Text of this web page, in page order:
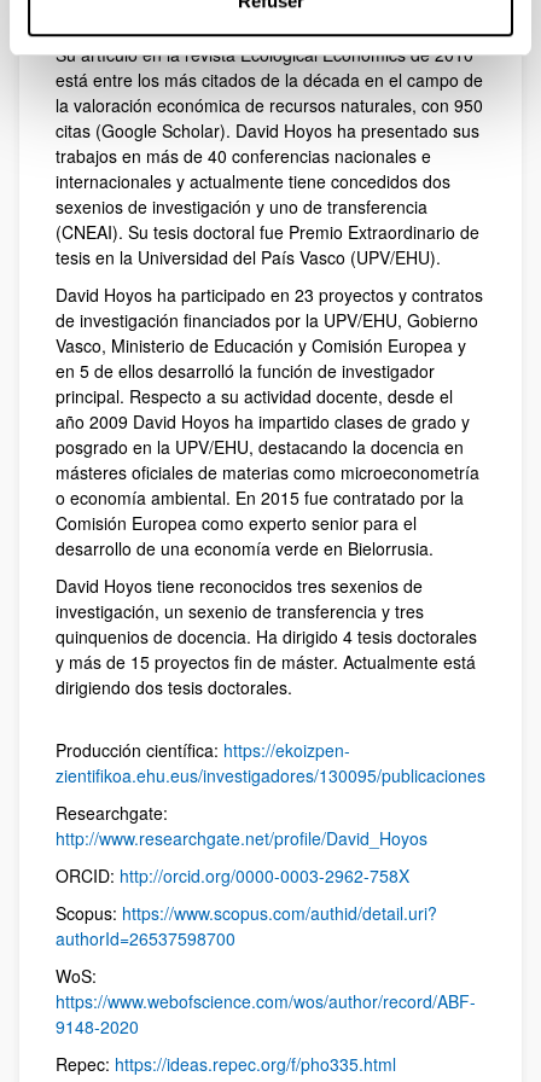
totales y el índice h de Scopus es de 15 con 1079 citas.
Su artículo en la revista Ecological Economics de 2010
está entre los más citados de la década en el campo de
la valoración económica de recursos naturales, con 950
citas (Google Scholar). David Hoyos ha presentado sus
trabajos en más de 40 conferencias nacionales e
internacionales y actualmente tiene concedidos dos
sexenios de investigación y uno de transferencia
(CNEAI). Su tesis doctoral fue Premio Extraordinario de
tesis en la Universidad del País Vasco (UPV/EHU).
David Hoyos ha participado en 23 proyectos y contratos
de investigación financiados por la UPV/EHU, Gobierno
Vasco, Ministerio de Educación y Comisión Europea y
en 5 de ellos desarrolló la función de investigador
principal. Respecto a su actividad docente, desde el
año 2009 David Hoyos ha impartido clases de grado y
posgrado en la UPV/EHU, destacando la docencia en
másteres oficiales de materias como microeconometría
o economía ambiental. En 2015 fue contratado por la
Comisión Europea como experto senior para el
desarrollo de una economía verde en Bielorrusia.
David Hoyos tiene reconocidos tres sexenios de
investigación, un sexenio de transferencia y tres
quinquenios de docencia. Ha dirigido 4 tesis doctorales
y más de 15 proyectos fin de máster. Actualmente está
dirigiendo dos tesis doctorales.
Producción científica: https://ekoizpen-
zientifikoa.ehu.eus/investigadores/130095/publicaciones
Researchgate:
http://www.researchgate.net/profile/David_Hoyos
ORCID: http://orcid.org/0000-0003-2962-758X
Scopus: https://www.scopus.com/authid/detail.uri?
authorId=26537598700
WoS:
https://www.webofscience.com/wos/author/record/ABF-
9148-2020
Repec: https://ideas.repec.org/f/pho335.html